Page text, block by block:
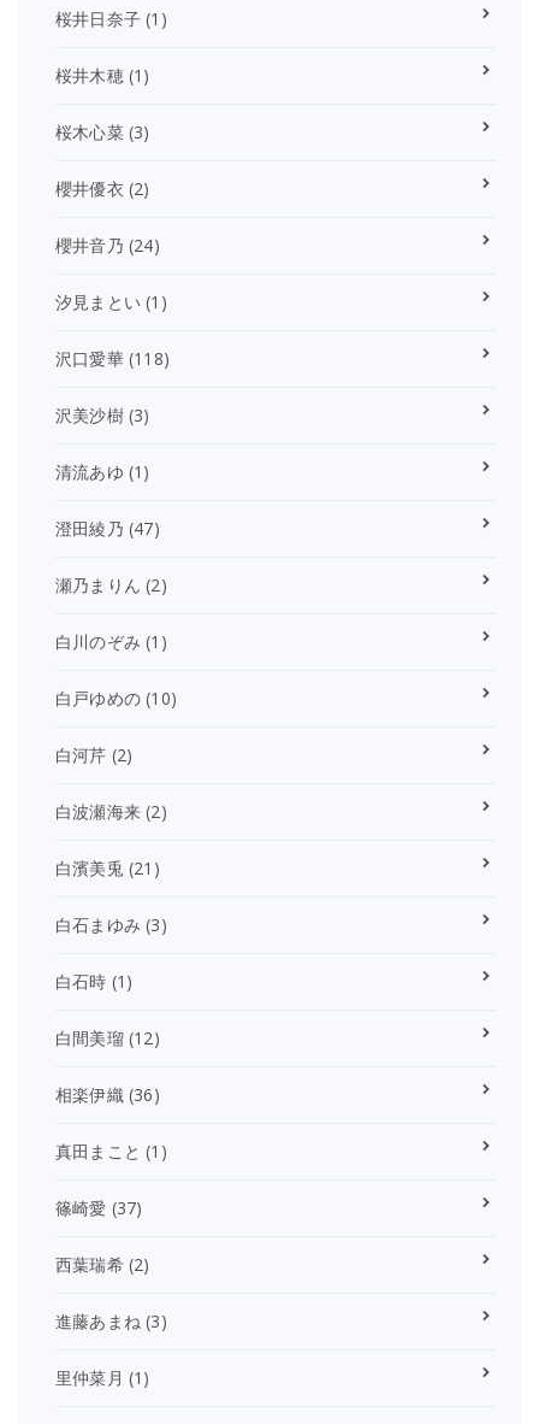
桜井日奈子 (1)
桜井木穂(1)
桜木心菜(3)
櫻井優衣 (2)
櫻井音乃 (24)
汐見まとい (1)
沢口愛華(118)
沢美沙樹(3)
清流あゆ (1)
澄田綾乃 (47)
瀬乃まりん (2)
白川のぞみ (1)
白戸ゆめの (10)
白河芹 (2)
白波瀬海来 (2)
白濱美兎(21)
白石まゆみ (3)
白石時 (1)
白間美瑠(12)
相楽伊織(36)
真田まこと (1)
篠崎愛 (37)
西葉瑞希(2)
進藤あまね (3)
里仲菜月 (1)